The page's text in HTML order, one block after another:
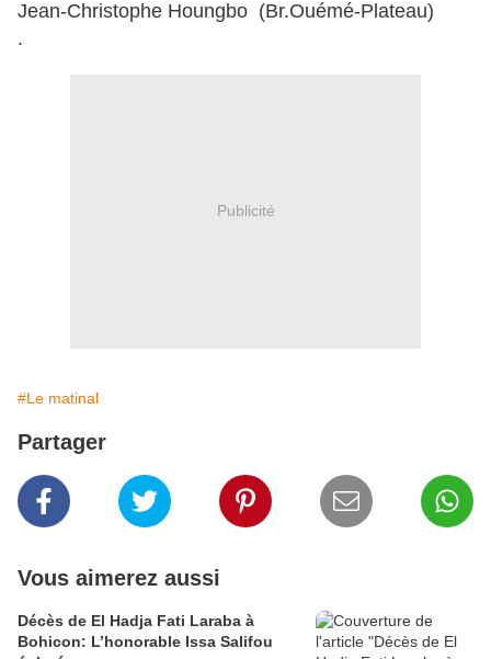
Jean-Christophe Houngbo (Br.Ouémé-Plateau)
.
Publicité
#Le matinal
Partager
Vous aimerez aussi
Décès de El Hadja Fati Laraba à
Bohicon: L’honorable Issa Salifou